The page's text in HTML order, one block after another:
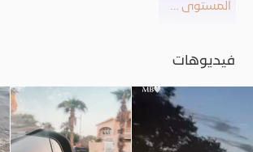
المستوى 24
فيديوهات